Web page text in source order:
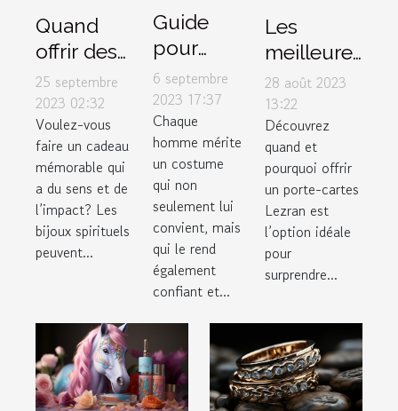
Quand
offrir des
bijoux
spirituels
pour
maximiser
leur
impact
25 septembre
2023 02:32
Voulez-vous
faire un cadeau
mémorable qui
a du sens et de
l’impact? Les
bijoux spirituels
peuvent...
Guide
pour
choisir le
costume
parfait
dans un
magasin
de luxe
6 septembre
2023 17:37
Chaque
homme mérite
un costume
qui non
seulement lui
convient, mais
qui le rend
également
confiant et...
Les
meilleures
occasions
pour offrir
un porte-
cartes
Lezran
28 août 2023
13:22
Découvrez
quand et
pourquoi offrir
un porte-cartes
Lezran est
l’option idéale
pour
surprendre...